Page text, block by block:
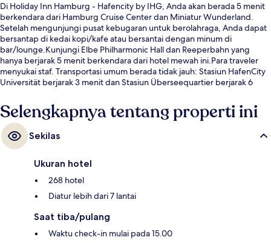
Di Holiday Inn Hamburg - Hafencity by IHG, Anda akan berada 5 menit
berkendara dari Hamburg Cruise Center dan Miniatur Wunderland.
Setelah mengunjungi pusat kebugaran untuk berolahraga, Anda dapat
bersantap di kedai kopi/kafe atau bersantai dengan minum di
bar/lounge.Kunjungi Elbe Philharmonic Hall dan Reeperbahn yang
hanya berjarak 5 menit berkendara dari hotel mewah ini.Para traveler
menyukai staf. Transportasi umum berada tidak jauh: Stasiun HafenCity
Universität berjarak 3 menit dan Stasiun Überseequartier berjarak 6
Selengkapnya tentang properti ini
Sekilas
Ukuran hotel
268 hotel
Diatur lebih dari 7 lantai
Saat tiba/pulang
Waktu check-in mulai pada 15.00